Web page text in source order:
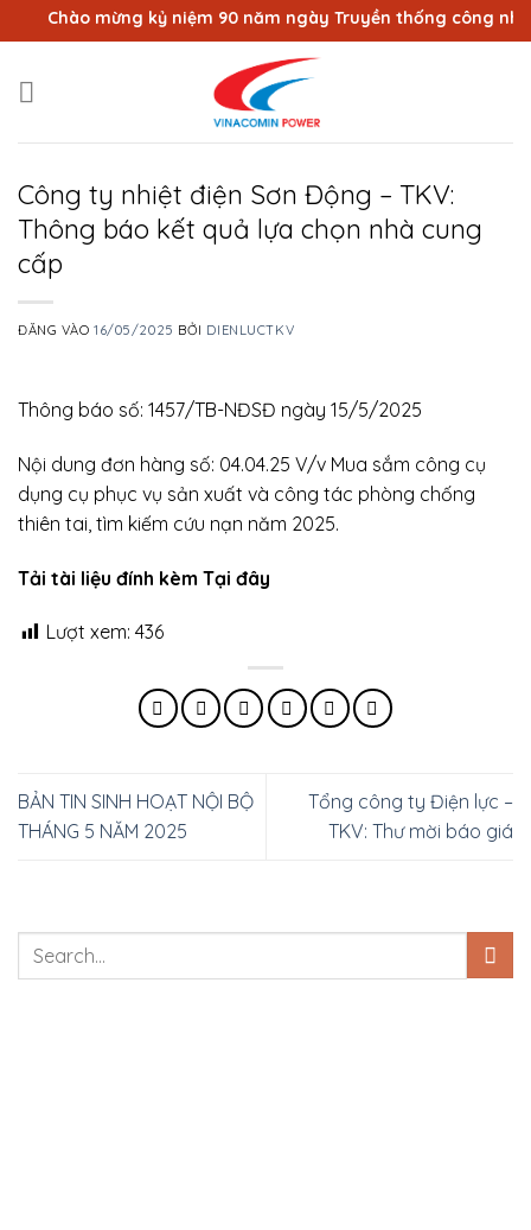
qua
dung
Chào mừng kỷ niệm 90 năm ngày Truyền thống công
Công ty nhiệt điện Sơn Động – TKV:
Thông báo kết quả lựa chọn nhà cung
cấp
ĐĂNG VÀO16/05/2025 BỞI DIENLUCTKV
Thông báo số: 1457/TB-NĐSĐ ngày 15/5/2025
Nội dung đơn hàng số: 04.04.25 V/v Mua sắm công cụ
dụng cụ phục vụ sản xuất và công tác phòng chống
thiên tai, tìm kiếm cứu nạn năm 2025.
Tải tài liệu đính kèm Tại đây
Lượt xem: 436
BẢN TIN SINH HOẠT NỘI BỘ
THÁNG 5 NĂM 2025
Tổng công ty Điện lực –
TKV: Thư mời báo giá